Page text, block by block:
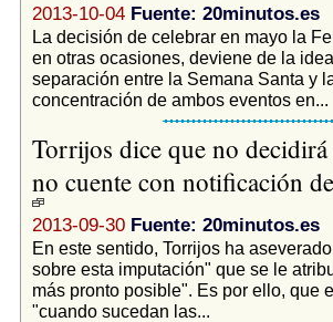
2013-10-04 Fuente: 20minutos.es
La decisión de celebrar en mayo la
en otras ocasiones, deviene de la
separación entre la Semana Santa y
concentración de ambos eventos en...
Torrijos dice que no
no cuente con notificación
2013-09-30 Fuente: 20minutos.es
En este sentido, Torrijos ha
sobre esta imputación" que se le
más pronto posible". Es por ello, que
"cuando sucedan las...